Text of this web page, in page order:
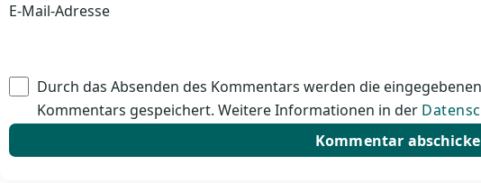
E-Mail-Adresse
Durch das Absenden des Kommentars werden die
Kommentars gespeichert. Weitere Informationen in der